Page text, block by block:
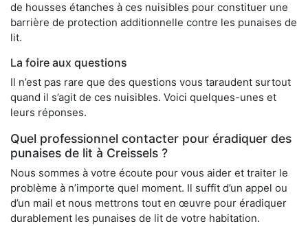
de housses étanches à ces nuisibles pour constituer une
barrière de protection additionnelle contre les punaises de
lit.
La foire aux questions
Il n’est pas rare que des questions vous taraudent surtout
quand il s’agit de ces nuisibles. Voici quelques-unes et
leurs réponses.
Quel professionnel contacter pour éradiquer des
punaises de lit à Creissels ?
Nous sommes à votre écoute pour vous aider et traiter le
problème à n’importe quel moment. Il suffit d’un appel ou
d’un mail et nous mettrons tout en œuvre pour éradiquer
durablement les punaises de lit de votre habitation.